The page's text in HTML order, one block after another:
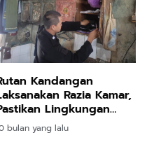
Kandangan
Razia Kamar,
Lingkungan
Aman
bulan yang lalu